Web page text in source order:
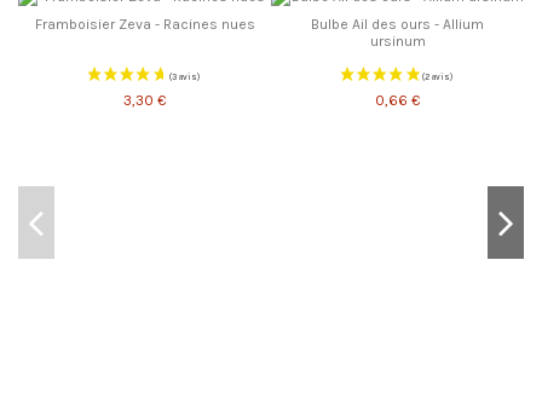
Framboisier Zeva - Racines nues
3,30 €
Bulbe Ail des ours - Allium
ursinum
0,66 €